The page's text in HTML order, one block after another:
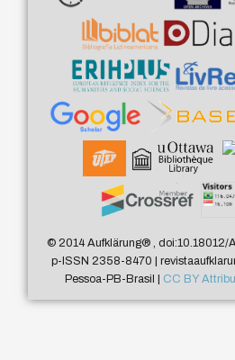
© 2014 Aufklärung®, doi:10.18012/
p-ISSN 2358-8470 |
Pessoa-PB-Brasil | CC BY